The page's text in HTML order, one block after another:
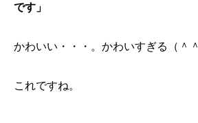
です」
かわいい・・・。かわいすぎる（＾＾
これですね。